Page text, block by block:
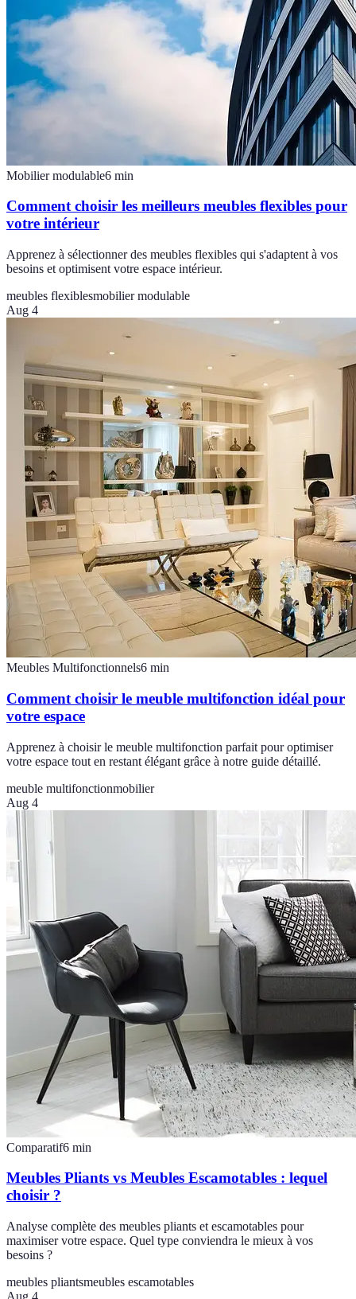
Mobilier modulable6 min
Comment choisir les meilleurs meubles flexibles pour
votre intérieur
Apprenez à sélectionner des meubles flexibles qui s'adaptent à vos
besoins et optimisent votre espace intérieur.
meubles flexiblesmobilier modulable
Aug 4
Meubles Multifonctionnels6 min
Comment choisir le meuble multifonction idéal pour
votre espace
Apprenez à choisir le meuble multifonction parfait pour optimiser
votre espace tout en restant élégant grâce à notre guide détaillé.
meuble multifonctionmobilier
Aug 4
Comparatif6 min
Meubles Pliants vs Meubles Escamotables : lequel
choisir ?
Analyse complète des meubles pliants et escamotables pour
maximiser votre espace. Quel type conviendra le mieux à vos
besoins ?
meubles pliantsmeubles escamotables
Aug 4